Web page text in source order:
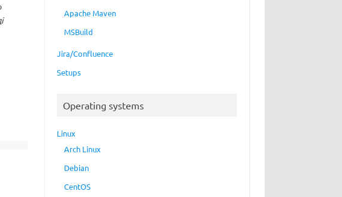
Apache Maven
MSBuild
Jira/Confluence
Setups
Operating systems
Linux
Arch Linux
Debian
CentOS